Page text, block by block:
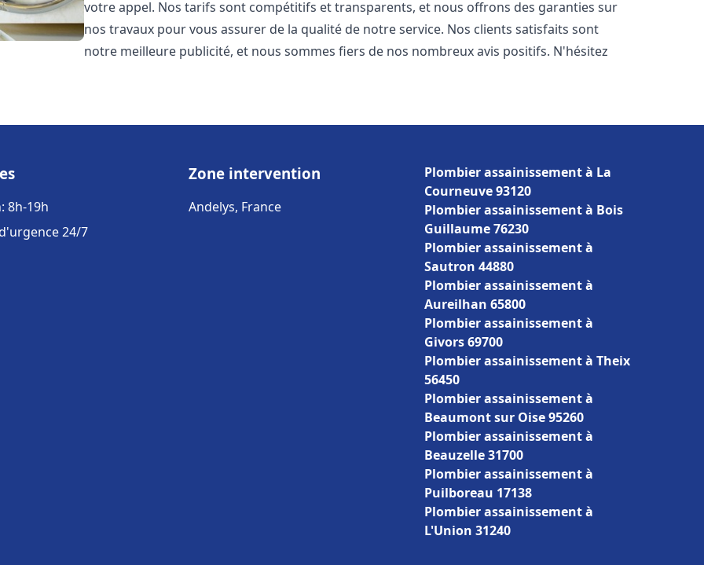
votre appel. Nos tarifs sont compétitifs et transparents, et nous offrons des garanties sur
nos travaux pour vous assurer de la qualité de notre service. Nos clients satisfaits sont
notre meilleure publicité, et nous sommes fiers de nos nombreux avis positifs. N'hésitez
8h-19h
24/7
Zone intervention
Andelys, France
Plombier assainissement à La
Courneuve 93120
Plombier assainissement à Bois
Guillaume 76230
Plombier assainissement à
Sautron 44880
Plombier assainissement à
Aureilhan 65800
Plombier assainissement à
Givors 69700
Plombier assainissement à Theix
56450
Plombier assainissement à
Beaumont sur Oise 95260
Plombier assainissement à
Beauzelle 31700
Plombier assainissement à
Puilboreau 17138
Plombier assainissement à
L'Union 31240